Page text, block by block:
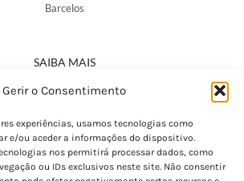
Gerir o Consentimento
experiências, usamos tecnologias como
e/ou aceder a informações do dispositivo.
nos permitirá processar dados, como
ou IDs exclusivos neste site. Não consentir
Barcelos
SAIBA MAIS
Política de Privacidade
Termos e Condições
Perguntas Frequentes
Custos de Envio